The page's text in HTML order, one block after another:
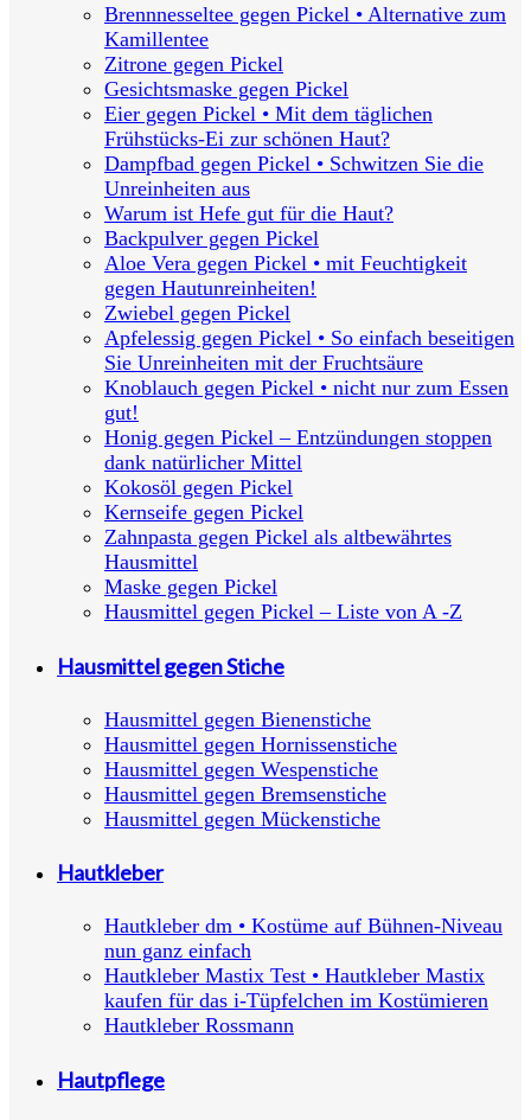
Brennnesseltee gegen Pickel • Alternative zum
Kamillentee
Zitrone gegen Pickel
Gesichtsmaske gegen Pickel
Eier gegen Pickel • Mit dem täglichen
Frühstücks-Ei zur schönen Haut?
Dampfbad gegen Pickel • Schwitzen Sie die
Unreinheiten aus
Warum ist Hefe gut für die Haut?
Backpulver gegen Pickel
Aloe Vera gegen Pickel • mit Feuchtigkeit
gegen Hautunreinheiten!
Zwiebel gegen Pickel
Apfelessig gegen Pickel • So einfach beseitigen
Sie Unreinheiten mit der Fruchtsäure
Knoblauch gegen Pickel • nicht nur zum Essen
gut!
Honig gegen Pickel – Entzündungen stoppen
dank natürlicher Mittel
Kokosöl gegen Pickel
Kernseife gegen Pickel
Zahnpasta gegen Pickel als altbewährtes
Hausmittel
Maske gegen Pickel
Hausmittel gegen Pickel – Liste von A -Z
Hausmittel gegen Stiche
Hausmittel gegen Bienenstiche
Hausmittel gegen Hornissenstiche
Hausmittel gegen Wespenstiche
Hausmittel gegen Bremsenstiche
Hausmittel gegen Mückenstiche
Hautkleber
Hautkleber dm • Kostüme auf Bühnen-Niveau
nun ganz einfach
Hautkleber Mastix Test • Hautkleber Mastix
kaufen für das i-Tüpfelchen im Kostümieren
Hautkleber Rossmann
Hautpflege